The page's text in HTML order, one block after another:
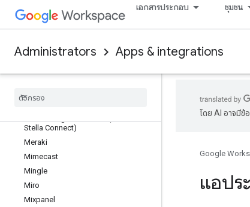
เอกสารประกอบ ชุมชน
Administrators Apps & integrations
LinkedIn Learning
LiquidFiles
Looker
LumApps
Stella Connect)
Meraki
Mimecast
Mingle
Miro
Mixpanel
โดย AI อาจมีข้
Google
แอปร